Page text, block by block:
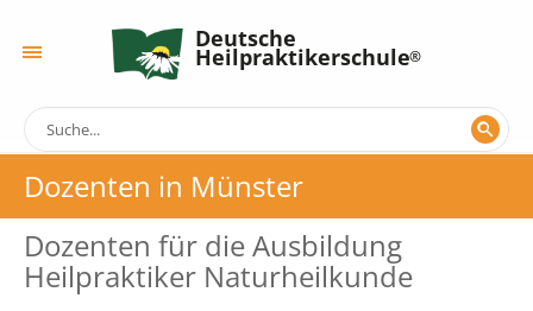
Deutsche
Heilpraktikerschule
Dozenten in Münster
Dozenten für die Ausbildung
Heilpraktiker Naturheilkunde